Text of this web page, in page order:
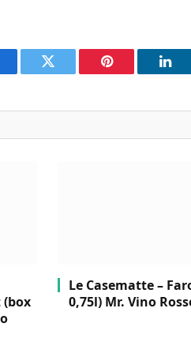
Twitter Pinterest
(box
Le Casematte –
0,75l) Mr. Vino